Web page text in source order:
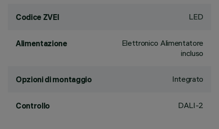
Codice ZVEI LED
Alimentazione
Elettronico Alimentatore
incluso
Opzioni di montaggio Integrato
Controllo DALI-2